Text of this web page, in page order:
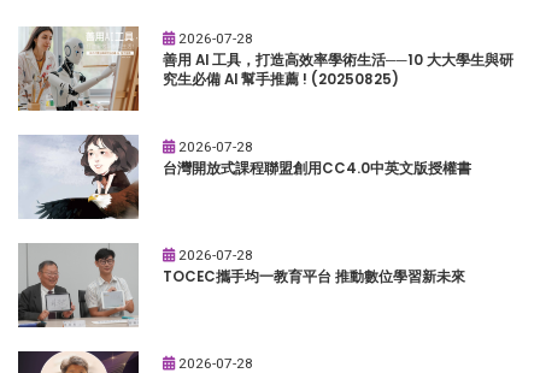
2026-07-28
善用 AI 工具，打造高效率學術生活──10 大大學生與研
究生必備 AI 幫手推薦 ! (20250825)
2026-07-28
台灣開放式課程聯盟創用CC4.0中英文版授權書
2026-07-28
TOCEC攜手均一教育平台 推動數位學習新未來
2026-07-28